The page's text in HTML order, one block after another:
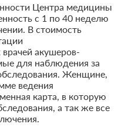
Центра медицины
с 1 по 40 неделю
В стоимость
акушеров-
для наблюдения за
Женщине,
ведения
карта, в которую
а так же все